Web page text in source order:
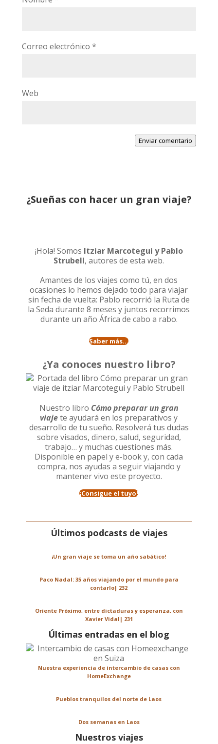
Correo electrónico *
Web
Enviar comentario
¿Sueñas con hacer un gran viaje?
¡Hola! Somos Itziar Marcotegui y Pablo
Strubell, autores de esta web.
Amantes de los viajes como tú, en dos
ocasiones lo hemos dejado todo para viajar
sin fecha de vuelta: Pablo recorrió la Ruta de
la Seda durante 8 meses y juntos recorrimos
durante un año África de cabo a rabo.
Saber más...
¿Ya conoces nuestro libro?
Nuestro libro Cómo preparar un gran
viajete ayudará en los preparativos y
desarrollo de tu sueño. Resolverá tus dudas
sobre visados, dinero, salud, seguridad,
trabajo… y muchas cuestiones más.
Disponible en papel y e-book y, con cada
compra, nos ayudas a seguir viajando y
mantener vivo este proyecto.
¡Consigue el tuyo!
Últimos podcasts de viajes
¡Un gran viaje se toma un año sabático!
Paco Nadal: 35 años viajando por el mundo para
contarlo| 232
Oriente Próximo, entre dictaduras y esperanza, con
Xavier Vidal| 231
Últimas entradas en el blog
Nuestra experiencia de intercambio de casas con
HomeExchange
Pueblos tranquilos del norte de Laos
Dos semanas en Laos
Nuestros viajes